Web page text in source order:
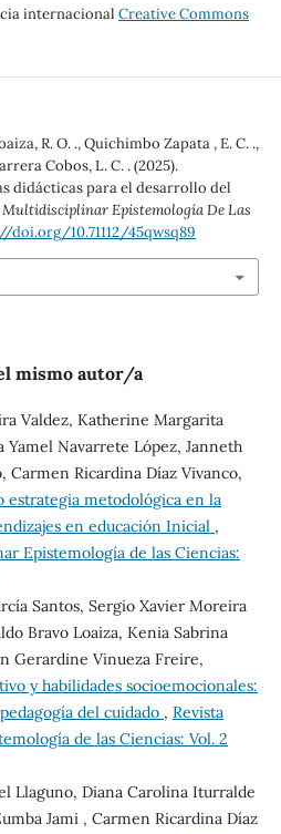
internacional Creative Commons
R. O. ., Quichimbo Zapata , E. C. .,
Cobos, L. C. . (2025).
didácticas para el desarrollo del
Multidisciplinar Epistemología De Las
doi.org/10.71112/45qwsq89
mismo autor/a
Valdez, Katherine Margarita
Navarrete López, Janneth
Carmen Ricardina Díaz Vivanco,
estrategia metodológica en la
en educación Inicial ,
Epistemología de las Ciencias:
Santos, Sergio Xavier Moreira
Bravo Loaiza, Kenia Sabrina
Gerardine Vinueza Freire,
y habilidades socioemocionales:
del cuidado , Revista
de las Ciencias: Vol. 2
Llaguno, Diana Carolina Iturralde
Jami , Carmen Ricardina Díaz